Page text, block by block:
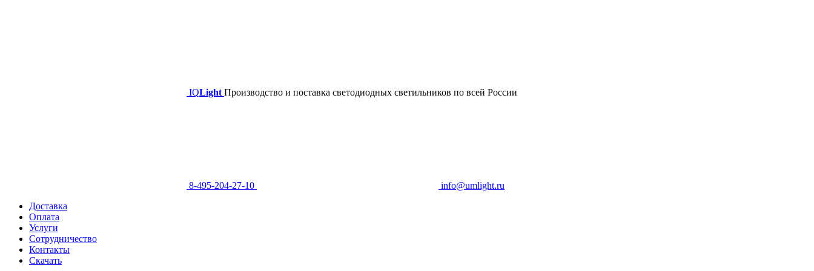
IQLight Производство и поставка светодиодных светильников по всей России
8-495-204-27-10
info@umlight.ru
Доставка
Оплата
Услуги
Сотрудничество
Контакты
Скачать